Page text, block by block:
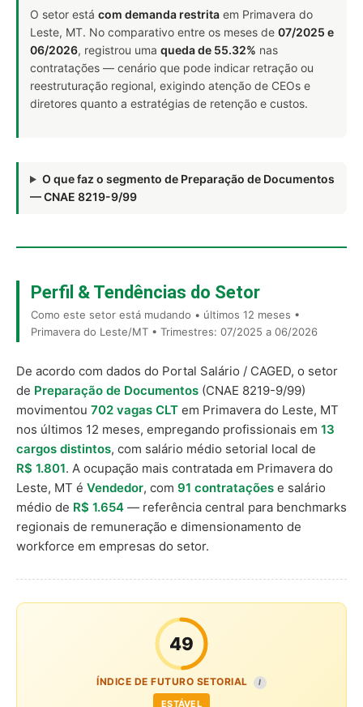
O setor está com demanda restrita em Primavera do
Leste, MT. No comparativo entre os meses de 07/2025 e
06/2026, registrou uma queda de 55.32% nas
contratações — cenário que pode indicar retração ou
reestruturação regional, exigindo atenção de CEOs e
diretores quanto a estratégias de retenção e custos.
O que faz o segmento de Preparação de Documentos
— CNAE 8219-9/99
Perfil & Tendências do Setor
Como este setor está mudando • últimos 12 meses •
Primavera do Leste/MT • Trimestres: 07/2025 a 06/2026
De acordo com dados do Portal Salário / CAGED, o setor
de Preparação de Documentos (CNAE 8219-9/99)
movimentou 702 vagas CLT em Primavera do Leste, MT
nos últimos 12 meses, empregando profissionais em 13
cargos distintos, com salário médio setorial local de
R$ 1.801. A ocupação mais contratada em Primavera do
Leste, MT é Vendedor, com 91 contratações e salário
médio de R$ 1.654 — referência central para benchmarks
regionais de remuneração e dimensionamento de
workforce em empresas do setor.
49
ÍNDICE DE FUTURO SETORIAL I
ESTÁVEL